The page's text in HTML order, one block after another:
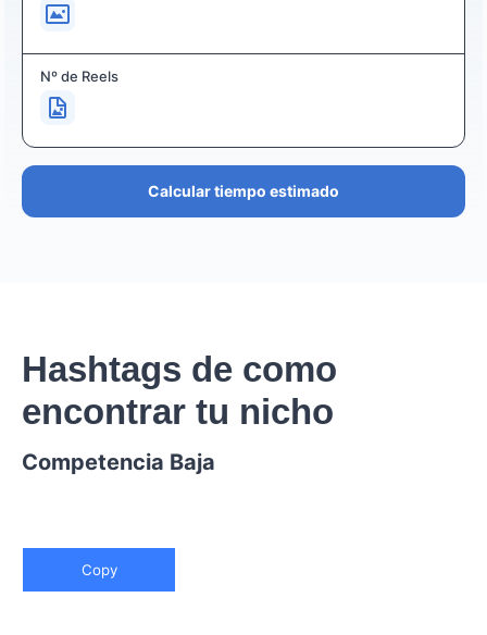
Nº de Reels
Calcular tiempo estimado
Hashtags de como
encontrar tu nicho
Competencia Baja
Copy